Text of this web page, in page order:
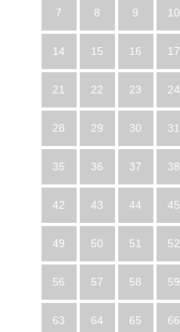
7 8 9 10
14 15 16 17
21 22 23 24
28 29 30 31
35 36 37 38
42 43 44 45
49 50 51 52
56 57 58 59
63 64 65 66